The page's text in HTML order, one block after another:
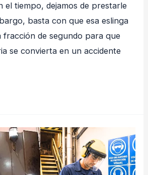
el tiempo, dejamos de prestarle
basta con que esa eslinga
fracción de segundo para que
se convierta en un accidente